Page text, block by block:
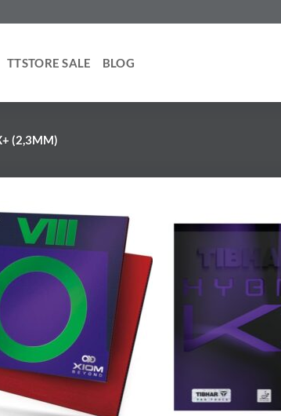
TTSTORE SALE BLOG
(2,3MM)